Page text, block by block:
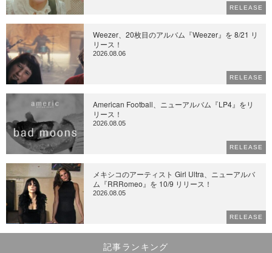
RELEASE
Weezer、20枚目のアルバム『Weezer』を 8/21 リ
リース！
2026.08.06
RELEASE
American Football、ニューアルバム『LP4』をリ
リース！
2026.08.05
RELEASE
メキシコのアーティスト Girl Ultra、ニューアルバ
ム『RRRomeo』を 10/9 リリース！
2026.08.05
RELEASE
記事ランキング